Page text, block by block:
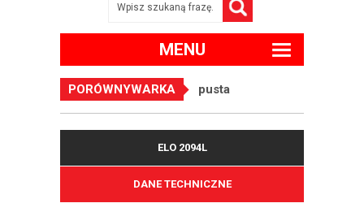
MENU
PORÓWNYWARKA pusta
ELO 2094L
DANE TECHNICZNE